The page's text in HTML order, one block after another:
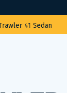
41 Sedan